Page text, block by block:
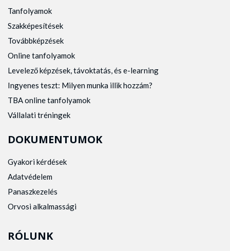
Tanfolyamok
Szakképesítések
Továbbképzések
Online tanfolyamok
Levelező képzések, távoktatás, és e-learning
Ingyenes teszt: Milyen munka illik hozzám?
TBA online tanfolyamok
Vállalati tréningek
DOKUMENTUMOK
Gyakori kérdések
Adatvédelem
Panaszkezelés
Orvosi alkalmassági
RÓLUNK